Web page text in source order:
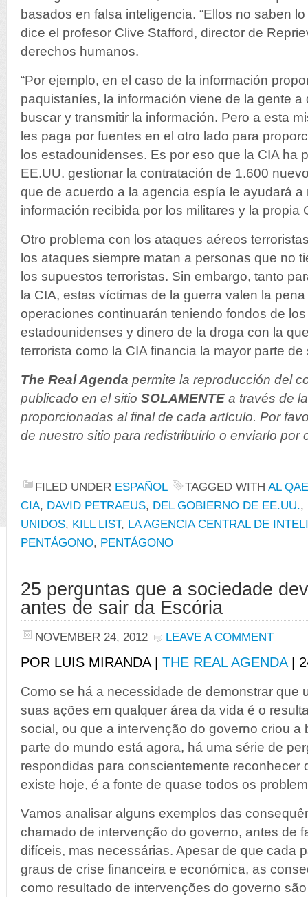
basados en falsa inteligencia. “Ellos no saben
dice el profesor Clive Stafford, director de
derechos humanos.
“Por ejemplo, en el caso de la información
paquistaníes, la información viene de la gente
buscar y transmitir la información. Pero a esta
les paga por fuentes en el otro lado para
los estadounidenses. Es por eso que la CIA ha
EE.UU. gestionar la contratación de 1.600
que de acuerdo a la agencia espía le ayudará a
información recibida por los militares y la propia
Otro problema con los ataques aéreos
los ataques siempre matan a personas que no
los supuestos terroristas. Sin embargo, tanto
la CIA, estas víctimas de la guerra valen la
operaciones continuarán teniendo fondos de
estadounidenses y dinero de la droga con la
terrorista como la CIA financia la mayor parte
The Real Agenda permite la reproducción del
publicado en el sitio SOLAMENTE a través de
proporcionadas al final de cada artículo. Por
de nuestro sitio para redistribuirlo o enviarlo por
FILED UNDER ESPAÑOL TAGGED WITH AL
CIA, DAVID PETRAEUS, DEL GOBIERNO DE EE.UU.,
UNIDOS, KILL LIST, LA AGENCIA CENTRAL DE
PENTÁGONO, PENTÁGONO
25 perguntas que a sociedade
antes de sair da Escória
NOVEMBER 24, 2012 LEAVE A COMMENT
POR LUIS MIRANDA | THE REAL AGENDA|
Como se há a necessidade de demonstrar que
suas ações em qualquer área da vida é o
social, ou que a intervenção do governo criou a
parte do mundo está agora, há uma série de
respondidas para conscientemente reconhecer
existe hoje, é a fonte de quase todos os
Vamos analisar alguns exemplos das
chamado de intervenção do governo, antes de
difíceis, mas necessárias. Apesar de que cada
graus de crise financeira e económica, as
como resultado de intervenções do governo